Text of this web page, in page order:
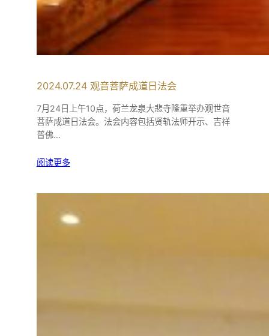
2024.07.24 观音菩萨成道日法会
7月24日上午10点，荷兰龙泉大悲寺隆重举办观世音
菩萨成道日法会。法会内容包括贤轨法师开示、吉祥
普佛…
阅读更多